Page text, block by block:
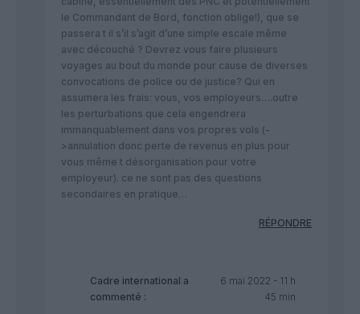
le Commandant de Bord, fonction oblige!), que se
passera t il s’il s’agit d’une simple escale même
avec découché ? Devrez vous faire plusieurs
voyages au bout du monde pour cause de diverses
convocations de police ou de justice? Qui en
assumera les frais: vous, vos employeurs….outre
les perturbations que cela engendrera
immanquablement dans vos propres vols (-
>annulation donc perte de revenus en plus pour
vous même t désorganisation pour votre
employeur). ce ne sont pas des questions
secondaires en pratique…
RÉPONDRE
Cadre international a
commenté :
6 mai 2022 - 11 h
45 min